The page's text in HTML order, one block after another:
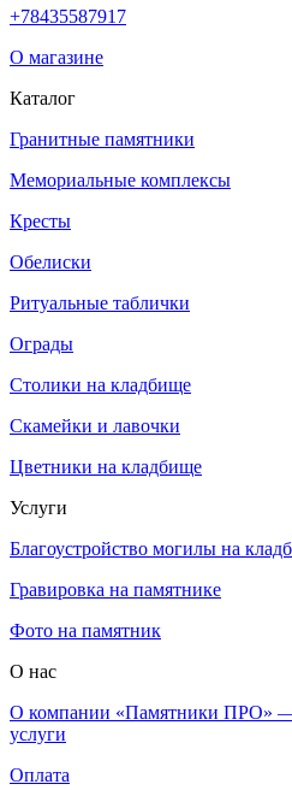
+78435587917
О магазине
Каталог
Гранитные памятники
Мемориальные комплексы
Кресты
Обелиски
Ритуальные таблички
Ограды
Столики на кладбище
Скамейки и лавочки
Цветники на кладбище
Услуги
Благоустройство могилы на
Гравировка на памятнике
Фото на памятник
О нас
О компании «Памятники ПРО» —
услуги
Оплата